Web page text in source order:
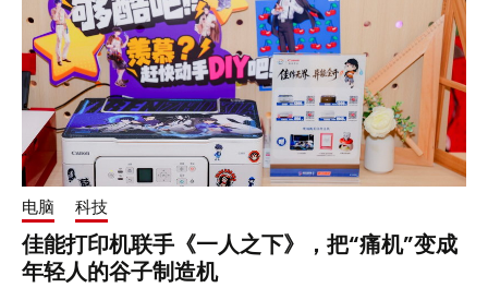
电脑 科技
佳能打印机联手《一人之下》，把“痛机”变成
年轻人的谷子制造机